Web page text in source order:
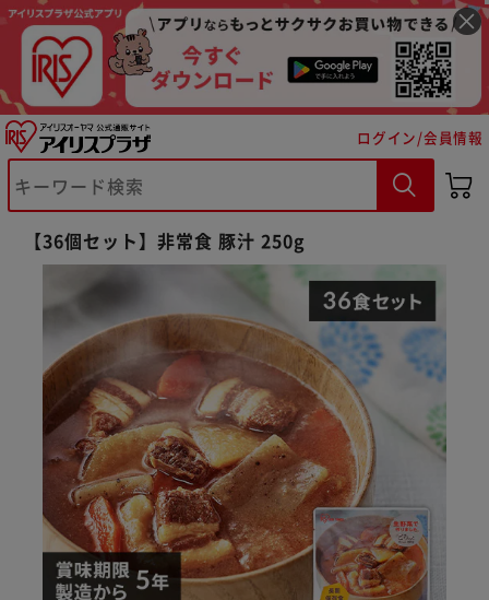
ログイン/会員情報
【36個セット】非常食 豚汁 250g
※ご確認ください
カートに入れる 購入手続きへ